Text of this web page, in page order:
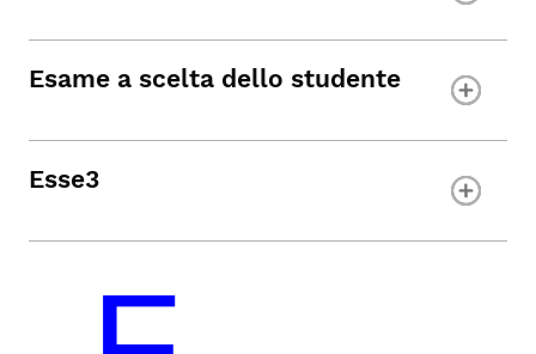
Esame a scelta dello studente
Esse3